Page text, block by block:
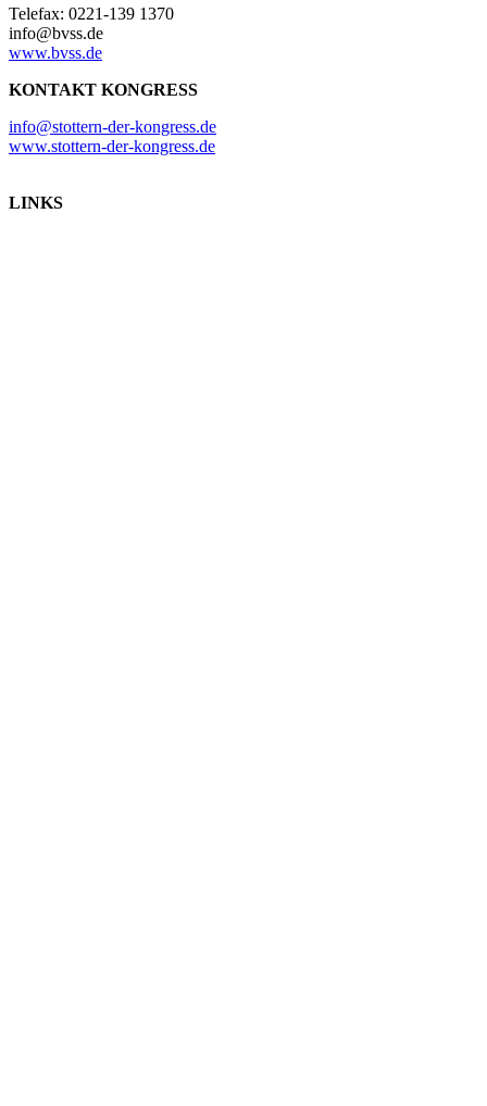
Telefax: 0221-139 1370
info@bvss.de
www.bvss.de
KONTAKT KONGRESS
info@stottern-der-kongress.de
www.stottern-der-kongress.de
LINKS